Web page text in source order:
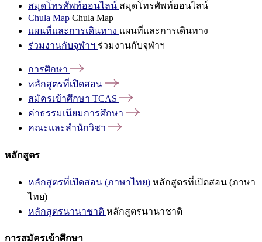
สมุดโทรศัพท์ออนไลน์ สมุดโทรศัพท์ออนไลน์
Chula Map Chula Map
แผนที่และการเดินทาง แผนที่และการเดินทาง
ร่วมงานกับจุฬาฯ ร่วมงานกับจุฬาฯ
การศึกษา
หลักสูตรที่เปิดสอน
สมัครเข้าศึกษา TCAS
ค่าธรรมเนียมการศึกษา
คณะและสำนักวิชา
หลักสูตร
หลักสูตรที่เปิดสอน (ภาษาไทย) หลักสูตรที่เปิดสอน (ภาษา
ไทย)
หลักสูตรนานาชาติ หลักสูตรนานาชาติ
การสมัครเข้าศึกษา